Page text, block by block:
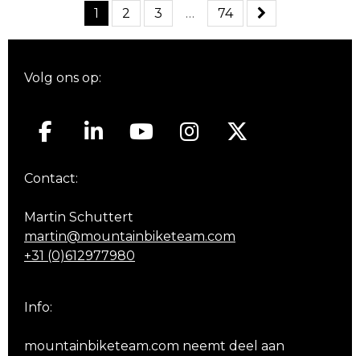
1 2 3 … 74
Volg ons op:
Contact:
Martin Schuttert
martin@mountainbiketeam.com
+31 (0)612977980
Info:
mountainbiketeam.com neemt deel aan